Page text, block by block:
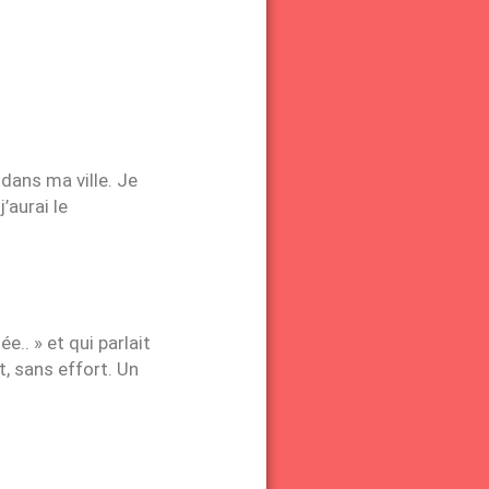
ma ville. Je
le
» et qui parlait
sans effort. Un